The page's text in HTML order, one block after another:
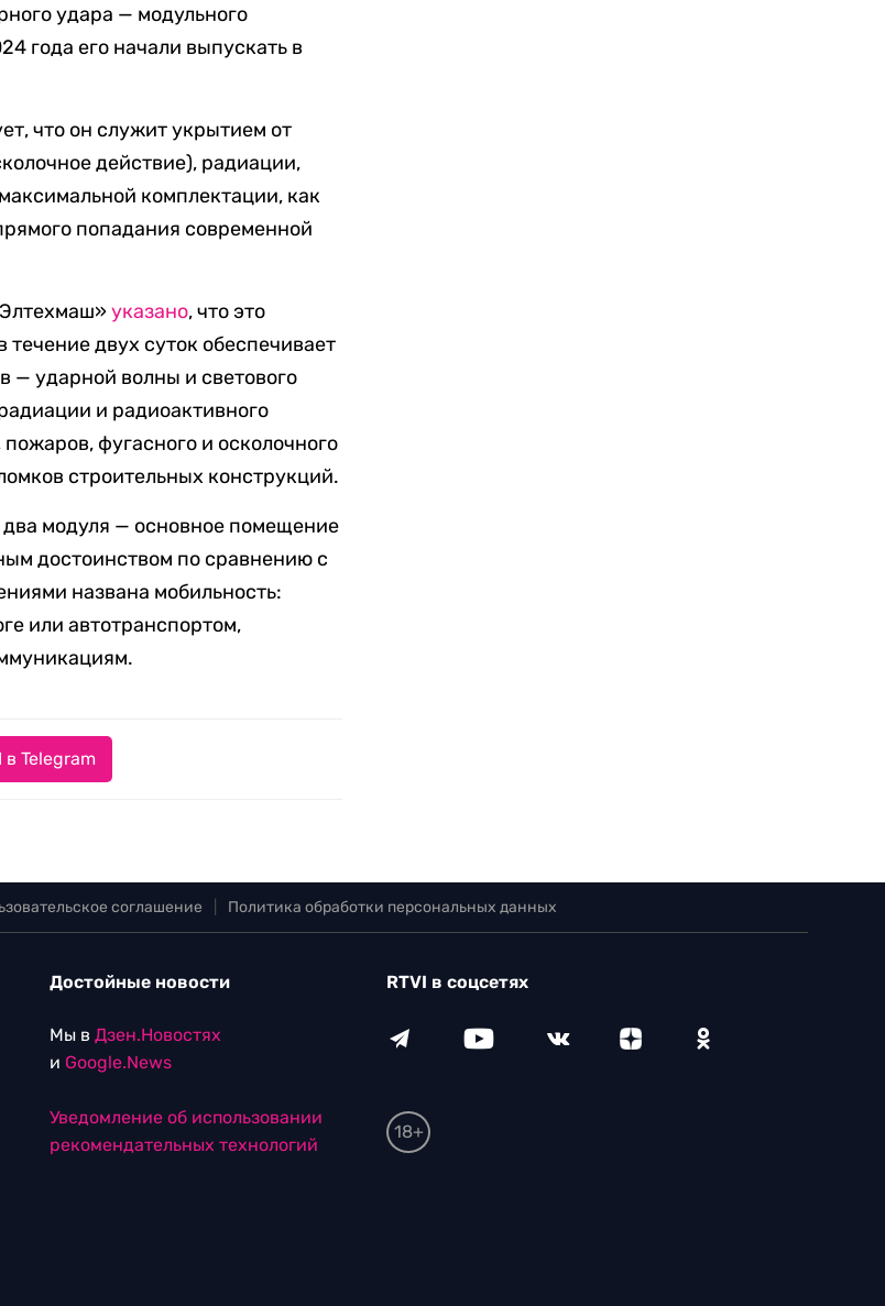
удара — модульного
года его начали выпускать в
что он служит укрытием от
действие), радиации,
комплектации, как
попадания современной
указано, что это
двух суток обеспечивает
ударной волны и светового
и радиоактивного
фугасного и осколочного
строительных конструкций.
модуля — основное помещение
достоинством по сравнению с
названа мобильность:
или автотранспортом,
Telegram
соглашение Политика обработки персональных данных
Достойные новости
Мы в Дзен.Новостях
и Google.News
Уведомление об использовании
рекомендательных технологий
RTVI в соцсетях
18+